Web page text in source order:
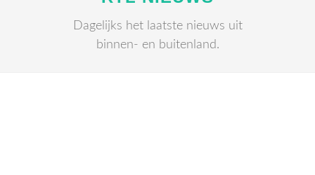
Dagelijks het laatste nieuws uit
binnen- en buitenland.